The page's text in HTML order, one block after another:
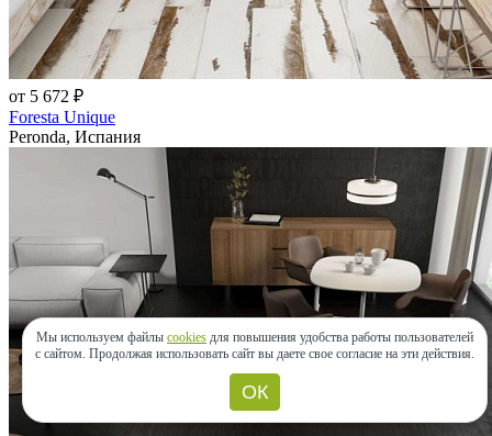
от 5 672 ₽
Foresta Unique
Peronda, Испания
Мы используем файлы cookies для повышения удобства работы пользователей
с сайтом. Продолжая использовать сайт вы даете свое согласие на эти действия.
ОК